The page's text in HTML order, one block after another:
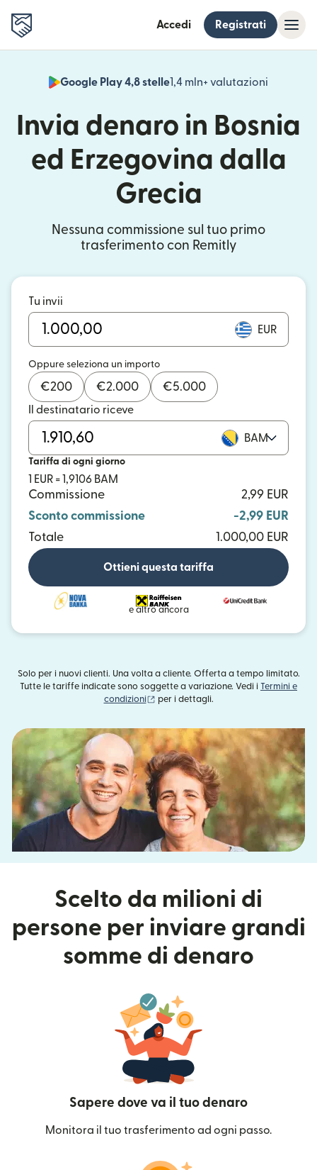
Accedi Registrati
Google Play 4,8 stelle1,4 mln+ valutazioni
Invia denaro in Bosnia
ed Erzegovina dalla
Grecia
Nessuna commissione sul tuo primo
trasferimento con Remitly
Tu invii
EUR
Oppure seleziona un importo
€200 €2.000 €5.000
Il destinatario riceve
BAM
Tariffa di ogni giorno
1 EUR = 1,9106 BAM
Commissione
2,99 EUR
Sconto commissione
-2,99 EUR
Totale
1.000,00 EUR
Ottieni questa tariffa
e altro ancora
Solo per i nuovi clienti. Una volta a cliente. Offerta a tempo limitato.
Tutte le tariffe indicate sono soggette a variazione. Vedi i Termini e
condizioni
(si apre in una nuova finestra)
per i dettagli.
Scelto da milioni di
persone per inviare grandi
somme di denaro
Sapere dove va il tuo denaro
Monitora il tuo trasferimento ad ogni passo.